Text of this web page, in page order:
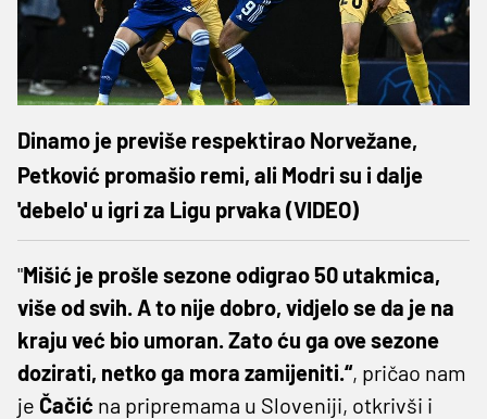
Dinamo je previše respektirao Norvežane,
Petković promašio remi, ali Modri su i dalje
'debelo' u igri za Ligu prvaka (VIDEO)
"Mišić je prošle sezone odigrao 50 utakmica,
više od svih. A to nije dobro, vidjelo se da je na
kraju već bio umoran. Zato ću ga ove sezone
dozirati, netko ga mora zamijeniti.“, pričao nam
je Čačić na pripremama u Sloveniji, otkrivši i